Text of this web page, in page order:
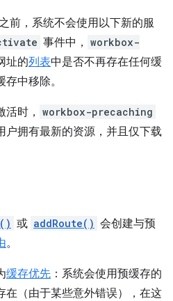
前，系统不会使用以下新的服
事件中， workbox-
址的列表中是否不再存在任何缓
中移除。
时， workbox-precaching
户拥有最新的资源，并且仅下载
或 addRoute() 会创建与预
。
缓存优先 ：系统会使用预缓存的
在（由于某些意外错误），在这